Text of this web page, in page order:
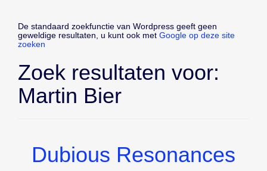
De standaard zoekfunctie van Wordpress geeft geen
geweldige resultaten, u kunt ook met Google op deze site
zoeken
Zoek resultaten voor:
Martin Bier
Dubious Resonances